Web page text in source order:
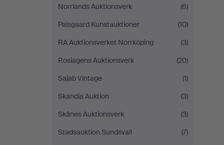
Norrlands Auktionsverk
(6)
Palsgaard Kunstauktioner
(10)
RA Auktionsverket Norrköping
(3)
Roslagens Auktionsverk
(20)
Sajab Vintage
(1)
Skandia Auktion
(3)
Skånes Auktionsverk
(3)
Stadsauktion Sundsvall
(7)